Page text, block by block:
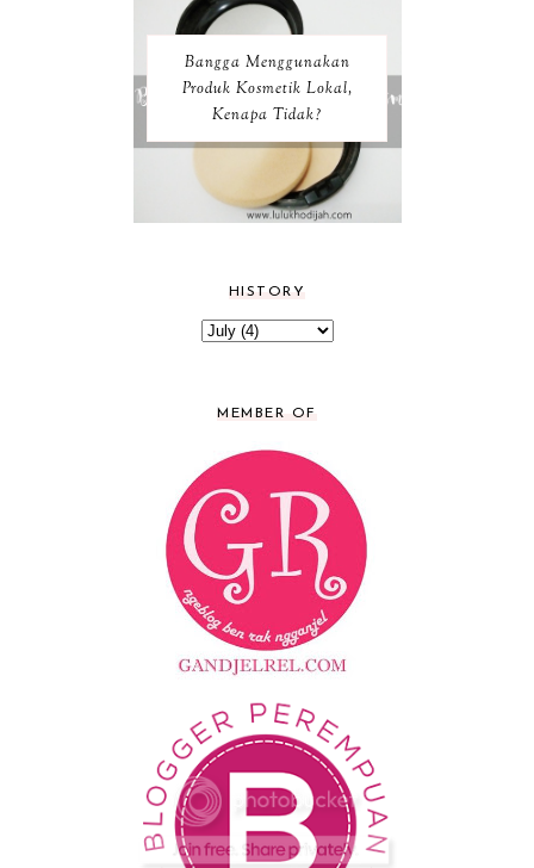
Bangga Menggunakan
Produk Kosmetik Lokal,
Kenapa Tidak?
HISTORY
MEMBER OF